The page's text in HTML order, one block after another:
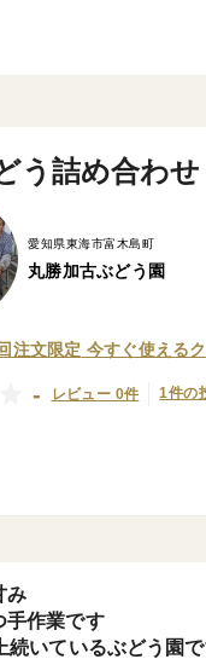
う詰め合わ
愛知県東海市富木島町
丸勝加古ぶどう園
注文限定 今すぐ使える
- レビュー 0件 1件の
み
手作業です
続いているぶどう園